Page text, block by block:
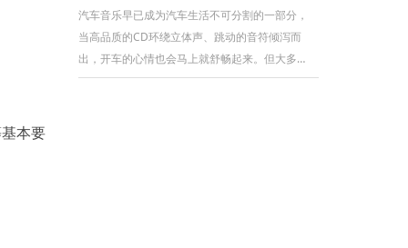
本要
过错，你的体系就可以说是毫无价值。因而，购
买车载卫星导航体系时，要注意以下事项：
榜首，检查测试体系的精确性。挑选一、两个你
所了解的路段，或是新近
汽车音乐早已成为汽车生活不可分割的一部分，
当高品质的CD环绕立体声、跳动的音符倾泻而
出，开车的心情也会马上就舒畅起来。但大多数
车主却只知道享受美妙音乐带来的快感，却不知